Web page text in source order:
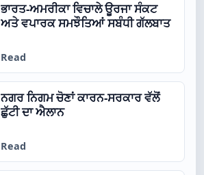
ਭਾਰਤ-ਅਮਰੀਕਾ ਵਿਚਾਲੇ ਊਰਜਾ ਸੰਕਟ
ਅਤੇ ਵਪਾਰਕ ਸਮਝੌਤਿਆਂ ਸਬੰਧੀ ਗੱਲਬਾਤ
Read
ਨਗਰ ਨਿਗਮ ਚੋਣਾਂ ਕਾਰਨ-ਸਰਕਾਰ ਵੱਲੋਂ
ਛੁੱਟੀ ਦਾ ਐਲਾਨ
Read